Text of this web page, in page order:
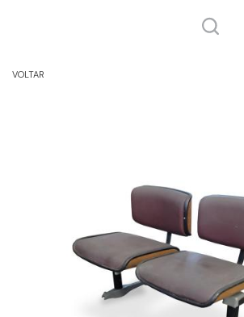
Busca
VOLTAR